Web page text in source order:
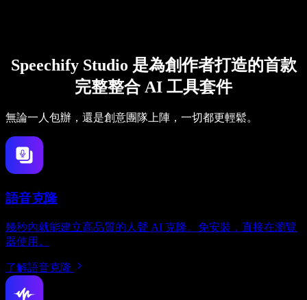
Speechify Studio 是為創作者打造的首款
完整整合 AI 工具套件
無論一人包辦，還是創意團隊上陣，一切都更輕鬆。
語音克隆
幾秒內就能建立高品質的人聲 AI 克隆。免安裝，直接在瀏覽
器使用。
了解語音克隆